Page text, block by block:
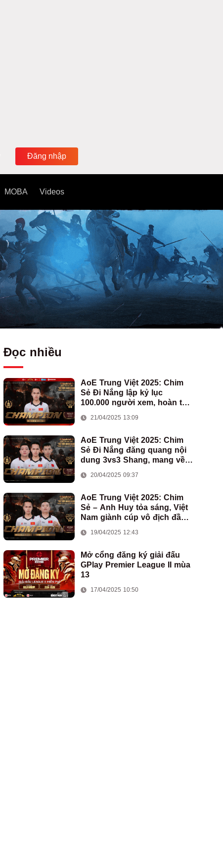
Đăng nhập
MOBA Videos
Đọc nhiều
AoE Trung Việt 2025: Chim
Sẻ Đi Nắng lập kỷ lục
100.000 người xem, hoàn tất
Việt Nam
21/04/2025 13:09
AoE Trung Việt 2025: Chim
Sẻ Đi Nắng đăng quang nội
dung 3vs3 Shang, mang về
đoàn AoE Việt Nam
20/04/2025 09:37
AoE Trung Việt 2025: Chim
Sẻ – Anh Huy tỏa sáng, Việt
Nam giành cúp vô địch đầu
19/04/2025 12:43
Mở cổng đăng ký giải đấu
GPlay Premier League II mùa
13
17/04/2025 10:50